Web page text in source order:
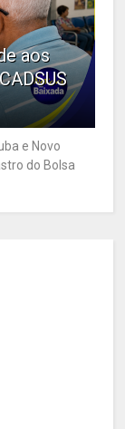
aos
e Novo
do Bolsa